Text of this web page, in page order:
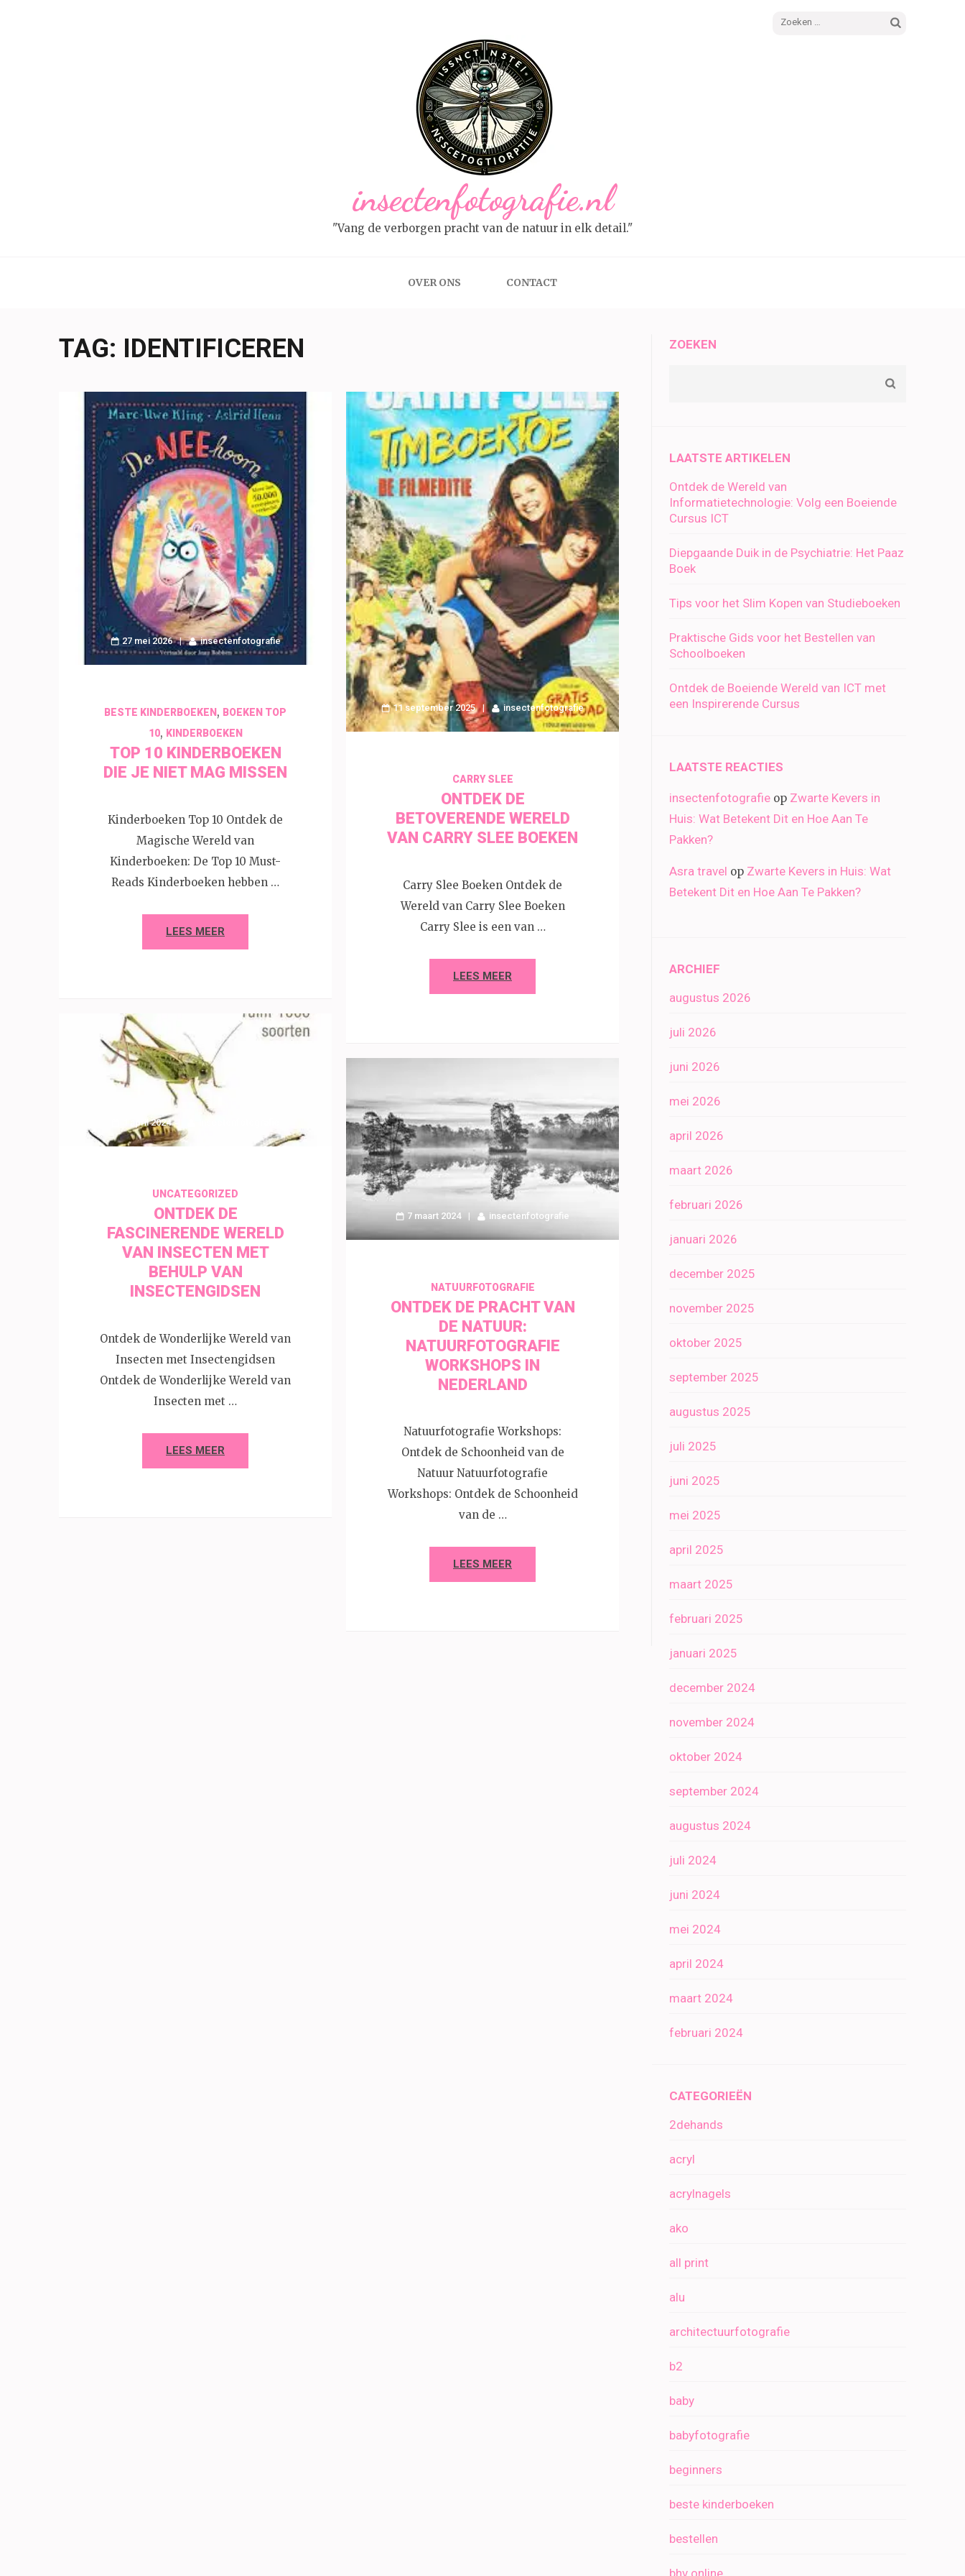
Zoeken
insectenfotografie.nl
"Vang de verborgen pracht van de natuur in elk detail."
OVER ONS CONTACT
TAG: IDENTIFICEREN
27 mei 2026 insectenfotografie
BESTE KINDERBOEKEN , BOEKEN TOP
10, KINDERBOEKEN
TOP 10 KINDERBOEKEN
DIE JE NIET MAG MISSEN
Kinderboeken Top 10 Ontdek de
Magische Wereld van
Kinderboeken: De Top 10 Must-
Reads Kinderboeken hebben …
LEES MEER
11 september 2025 insectenfotografie
CARRY SLEE
ONTDEK DE
BETOVERENDE WERELD
VAN CARRY SLEE BOEKEN
Carry Slee Boeken Ontdek de
Wereld van Carry Slee Boeken
Carry Slee is een van …
LEES MEER
1 april 2024
UNCATEGORIZED
ONTDEK DE
FASCINERENDE WERELD
VAN INSECTEN MET
BEHULP VAN
INSECTENGIDSEN
Ontdek de Wonderlijke Wereld van
Insecten met Insectengidsen
Ontdek de Wonderlijke Wereld van
Insecten met …
LEES MEER
7 maart 2024 insectenfotografie
NATUURFOTOGRAFIE
ONTDEK DE PRACHT VAN
DE NATUUR:
NATUURFOTOGRAFIE
WORKSHOPS IN
NEDERLAND
Natuurfotografie Workshops:
Ontdek de Schoonheid van de
Natuur Natuurfotografie
Workshops: Ontdek de Schoonheid
van de …
LEES MEER
ZOEKEN
LAATSTE ARTIKELEN
Ontdek de Wereld van
Informatietechnologie: Volg een Boeiende
Cursus ICT
Diepgaande Duik in de Psychiatrie: Het Paaz
Boek
Tips voor het Slim Kopen van Studieboeken
Praktische Gids voor het Bestellen van
Schoolboeken
Ontdek de Boeiende Wereld van ICT met
een Inspirerende Cursus
LAATSTE REACTIES
insectenfotografie op Zwarte Kevers in
Huis: Wat Betekent Dit en Hoe Aan Te
Pakken?
Asra travel op Zwarte Kevers in Huis: Wat
Betekent Dit en Hoe Aan Te Pakken?
ARCHIEF
augustus 2026
juli 2026
juni 2026
mei 2026
april 2026
maart 2026
februari 2026
januari 2026
december 2025
november 2025
oktober 2025
september 2025
augustus 2025
juli 2025
juni 2025
mei 2025
april 2025
maart 2025
februari 2025
januari 2025
december 2024
november 2024
oktober 2024
september 2024
augustus 2024
juli 2024
juni 2024
mei 2024
april 2024
maart 2024
februari 2024
CATEGORIEËN
2dehands
acryl
acrylnagels
ako
all print
alu
architectuurfotografie
b2
baby
babyfotografie
beginners
beste kinderboeken
bestellen
bhv online